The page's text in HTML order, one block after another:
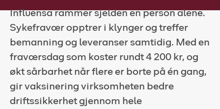
Om Falck
Falck Globalt
Kundeportal
HMS-verktøy
Kontakt oss
Influensa rammer sjelden en person alene.
Sykefravær opptrer i klynger og treffer
bemanning og leveranser samtidig. Med en
fraværsdag som koster rundt 4 200 kr, og
økt sårbarhet når flere er borte på én gang,
gir vaksinering virksomheten bedre
driftssikkerhet gjennom hele